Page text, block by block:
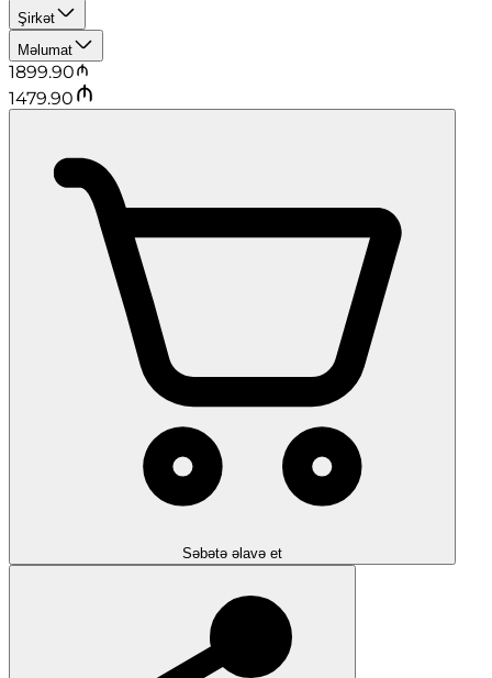
Şirkət
Məlumat
1899.90
1479.90
Səbətə əlavə et